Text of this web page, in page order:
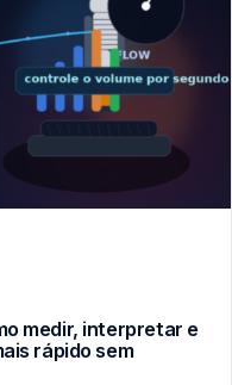
medir, interpretar e
rápido sem